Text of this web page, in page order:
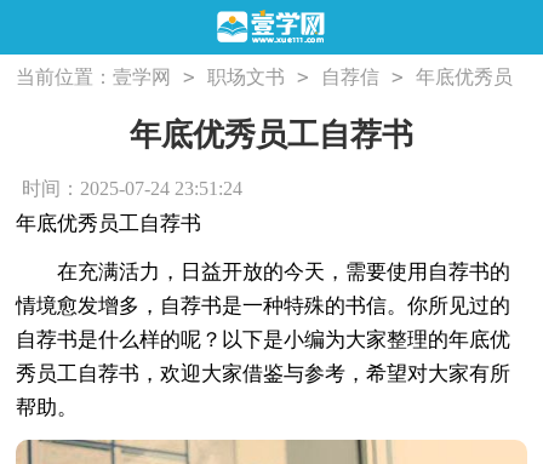
当前位置：壹学网 > 职场文书 > 自荐信 >
年底优秀员
年底优秀员工自荐书
时间：2025-07-24 23:51:24
年底优秀员工自荐书
在充满活力，日益开放的今天，需要使用自荐书的
情境愈发增多，自荐书是一种特殊的书信。你所见过的
自荐书是什么样的呢？以下是小编为大家整理的年底优
秀员工自荐书，欢迎大家借鉴与参考，希望对大家有所
帮助。